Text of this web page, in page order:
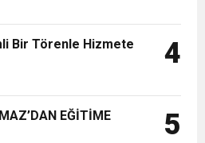
Bir Törenle Hizmete
4
EĞİTİME
5